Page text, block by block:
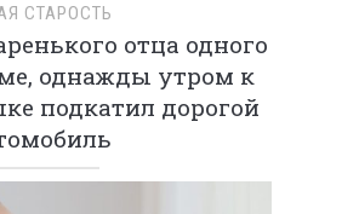
СТАРОСТЬ
отца одного
однажды утром к
подкатил дорогой